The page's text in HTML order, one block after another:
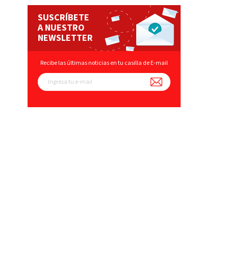
SUSCRÍBETE
A NUESTRO
NEWSLETTER
Recibe las últimas noticias en tu casilla de E-mail